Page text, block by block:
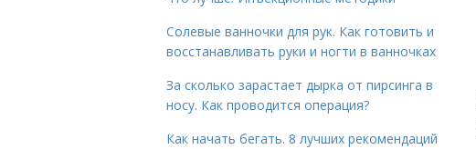
Солевые ванночки для рук. Как готовить и
восстанавливать руки и ногти в ванночках
За сколько зарастает дырка от пирсинга в
носу. Как проводится операция?
Как начать бегать. 8 лучших рекомендаций